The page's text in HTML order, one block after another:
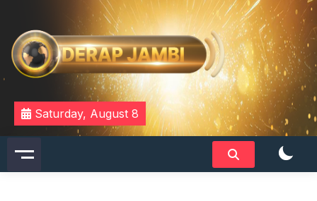
content
DERAPJAMBI
Saturday, August 8